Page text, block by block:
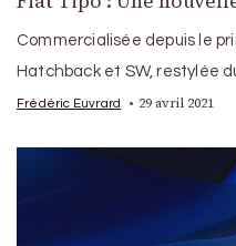
Commercialisée depuis le
Hatchback et SW, restylée
Frédéric Euvrard 29 avril 2021